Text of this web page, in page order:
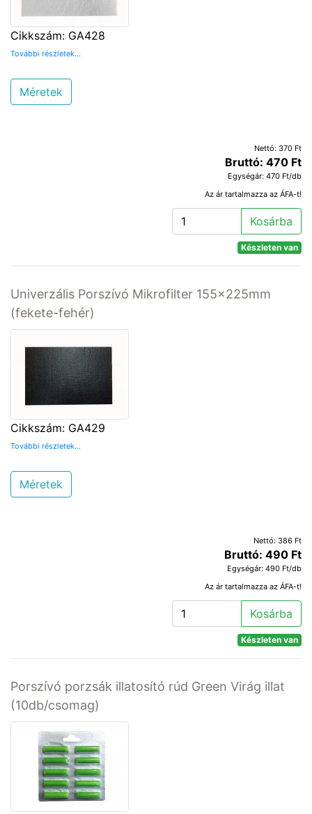
Cikkszám: GA428
További részletek...
Méretek
Nettó: 370 Ft
Bruttó: 470 Ft
Egységár: 470 Ft/db
Az ár tartalmazza az ÁFA-t!
Kosárba
Készleten van
Univerzális Porszívó Mikrofilter 155x225mm
(fekete-fehér)
Cikkszám: GA429
További részletek...
Méretek
Nettó: 386 Ft
Bruttó: 490 Ft
Egységár: 490 Ft/db
Az ár tartalmazza az ÁFA-t!
Kosárba
Készleten van
Porszívó porzsák illatosító rúd Green Virág illat
(10db/csomag)